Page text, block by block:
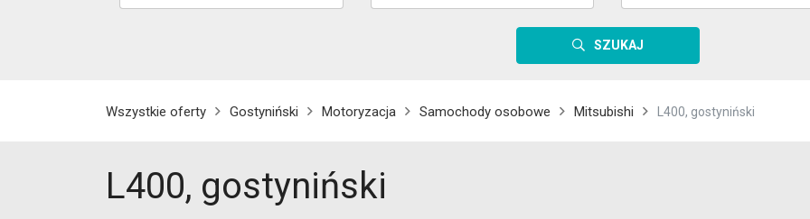
SZUKAJ
Wszystkie oferty Gostyniński Motoryzacja Samochody osobowe Mitsubishi L400, gostyniński
L400, gostyniński